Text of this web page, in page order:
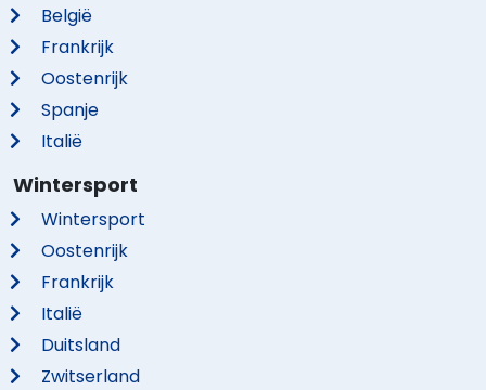
België
Frankrijk
Oostenrijk
Spanje
Italië
Wintersport
Wintersport
Oostenrijk
Frankrijk
Italië
Duitsland
Zwitserland